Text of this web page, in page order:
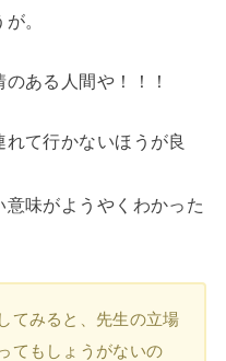
。
ある人間や！！！
て行かないほうが良
味がようやくわかった
てみると、先生の立場
てもしょうがないの